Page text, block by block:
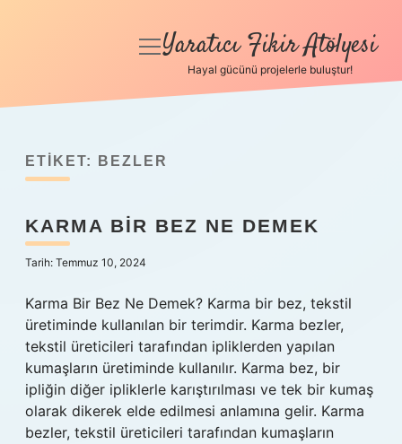
Anasayfa
Yasal Uyarı
Hakkımızda
menüyü
Yaratıcı Fikir Atölyesi
Hayal gücünü projelerle buluştur!
ETIKET: BEZLER
KARMA BIR BEZ NE DEMEK
Tarih: Temmuz 10, 2024
Karma Bir Bez Ne Demek? Karma bir bez, tekstil
üretiminde kullanılan bir terimdir. Karma bezler,
tekstil üreticileri tarafından ipliklerden yapılan
kumaşların üretiminde kullanılır. Karma bez, bir
ipliğin diğer ipliklerle karıştırılması ve tek bir kumaş
olarak dikerek elde edilmesi anlamına gelir. Karma
bezler, tekstil üreticileri tarafından kumaşların